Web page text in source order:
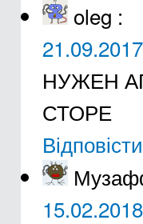
oleg :
НУЖЕН
СТОРЕ
Відповісти